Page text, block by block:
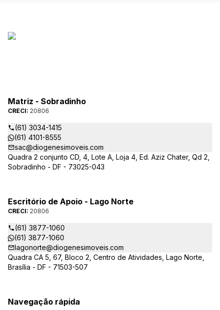
Matriz - Sobradinho
CRECI: 20806
(61) 3034-1415
(61) 4101-8555
sac@diogenesimoveis.com
Quadra 2 conjunto CD, 4, Lote A, Loja 4, Ed. Aziz Chater, Qd 2,
Sobradinho - DF - 73025-043
Escritório de Apoio - Lago Norte
CRECI: 20806
(61) 3877-1060
(61) 3877-1060
lagonorte@diogenesimoveis.com
Quadra CA 5, 67, Bloco 2, Centro de Atividades, Lago Norte,
Brasília - DF - 71503-507
Navegação rápida